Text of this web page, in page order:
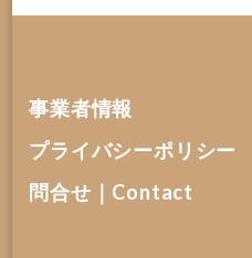
事業者情報
プライバシーポリシー
問合せ｜Contact